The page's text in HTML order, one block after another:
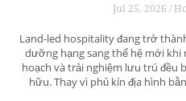
Jul 25, 2026 /
Land-led hospitality đang trở
dưỡng hạng sang thế hệ mới khi
hoạch và trải nghiệm lưu trú đều
hữu. Thay vì phủ kín địa hình